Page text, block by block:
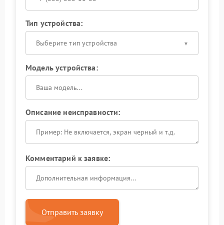
Тип устройства:
Выберите тип устройства
Модель устройства:
Описание неисправности:
Комментарий к заявке:
Отправить заявку